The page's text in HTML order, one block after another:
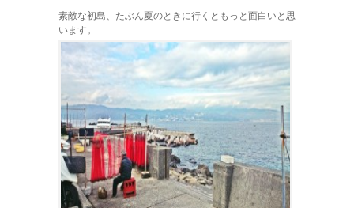
素敵な初島、たぶん夏のときに行くともっと面白いと思
います。